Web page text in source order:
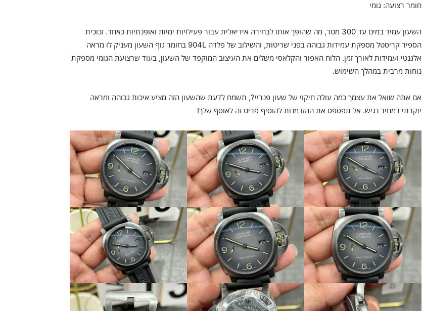
חומר רצועה: גומי
השעון עמיד במים עד 300 מטר, מה שהופך אותו לבחירה אידיאלית עבור פעילויות ימיות ואופנתיות כאחד. זכוכית
הספיר קריסטל מספקת עמידות גבוהה בפני שריטות, והשילוב של פלדה 904L בחומר גוף השעון מעניק לו מראה
אלגנטי ועמידות לאורך זמן. הלוח האפור והקלאסי משלים את העיצוב המוקפד של השעון, בעוד שרצועת הגומי מספקת
נוחות מרבית במהלך השימוש.
אם אתה שואל את עצמך כמה עולה חיקוי של שעון פנריי?, תשמח לדעת שהשעון הזה מציע איכות גבוהה ומראה
יוקרתי במחיר נגיש. אל תפספס את ההזדמנות להוסיף פריט זה לאוסף שלך!